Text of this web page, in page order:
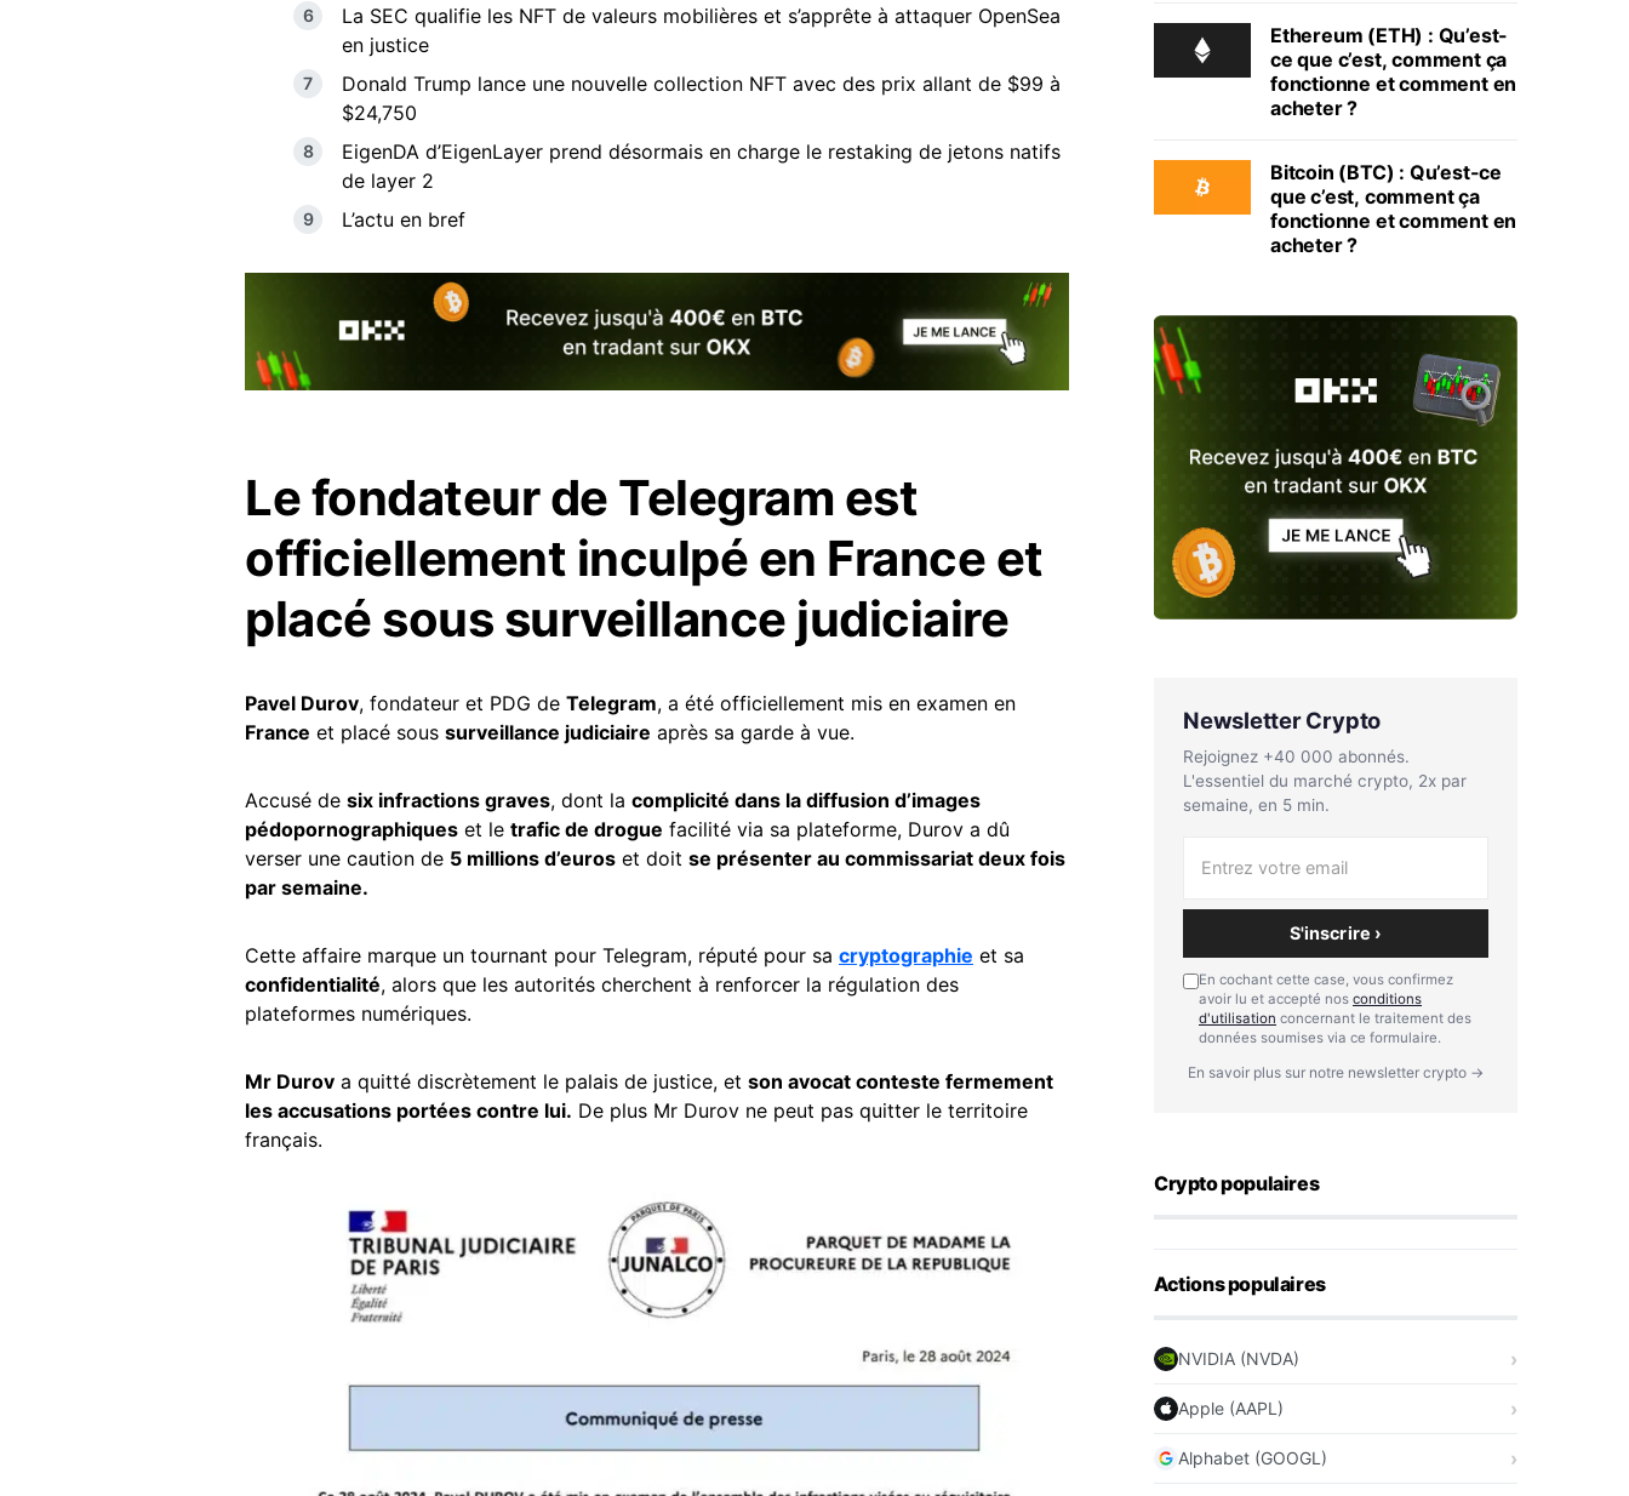
La SEC qualifie les NFT de valeurs mobilières et s’apprête à attaquer OpenSea
en justice
Donald Trump lance une nouvelle collection NFT avec des prix allant de $99 à
$24,750
EigenDA d’EigenLayer prend désormais en charge le restaking de jetons natifs
de layer 2
L’actu en bref
Le fondateur de Telegram est
officiellement inculpé en France et
placé sous surveillance judiciaire
Pavel Durov, fondateur et PDG de Telegram, a été officiellement mis en examen en
France et placé sous surveillance judiciaire après sa garde à vue.
Accusé de six infractions graves, dont la complicité dans la diffusion d’images
pédopornographiques et le trafic de drogue facilité via sa plateforme, Durov a dû
verser une caution de 5 millions d’euros et doit se présenter au commissariat deux fois
par semaine.
Cette affaire marque un tournant pour Telegram, réputé pour sa cryptographie et sa
confidentialité, alors que les autorités cherchent à renforcer la régulation des
plateformes numériques.
Mr Durov a quitté discrètement le palais de justice, et son avocat conteste fermement
les accusations portées contre lui. De plus Mr Durov ne peut pas quitter le territoire
français.
Ethereum (ETH) : Qu’est-
ce que c’est, comment ça
fonctionne et comment en
acheter ?
Bitcoin (BTC) : Qu’est-ce
que c’est, comment ça
fonctionne et comment en
acheter ?
Newsletter Crypto
Rejoignez +40 000 abonnés.
L'essentiel du marché crypto, 2x par
semaine, en 5 min.
S'inscrire ›
En cochant cette case, vous confirmez
avoir lu et accepté nos conditions
d'utilisation concernant le traitement des
données soumises via ce formulaire.
En savoir plus sur notre newsletter crypto →
Crypto populaires
Actions populaires
NVIDIA (NVDA)
Apple (AAPL)
Alphabet (GOOGL)